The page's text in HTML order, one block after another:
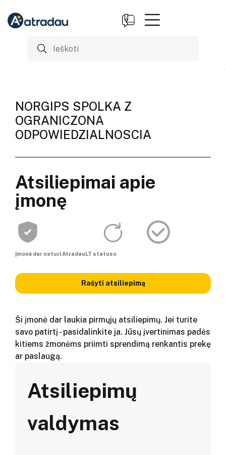
NORGIPS SPOLKA Z
OGRANICZONA
ODPOWIEDZIALNOSCIA
Atsiliepimai apie
įmonę
Įmonė dar neturi AtradauLT statuso
Rašyti atsiliepimą
Ši įmonė dar laukia pirmųjų atsiliepimų. Jei turite
savo patirtį - pasidalinkite ja. Jūsų įvertinimas padės
kitiems žmonėms priimti sprendimą renkantis prekę
ar paslaugą.
Atsiliepimų
valdymas